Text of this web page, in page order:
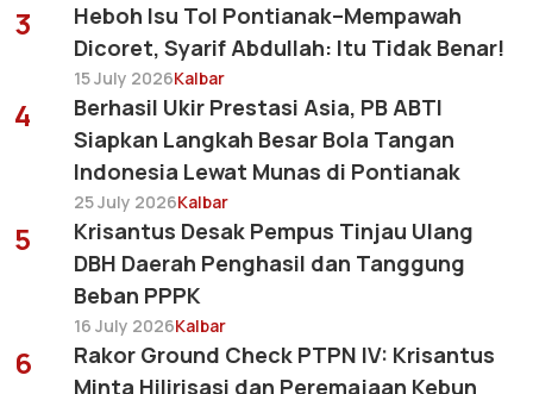
3
Heboh Isu Tol Pontianak–Mempawah
Dicoret, Syarif Abdullah: Itu Tidak Benar!
15 July 2026Kalbar
4
Berhasil Ukir Prestasi Asia, PB ABTI
Siapkan Langkah Besar Bola Tangan
Indonesia Lewat Munas di Pontianak
25 July 2026Kalbar
5
Krisantus Desak Pempus Tinjau Ulang
DBH Daerah Penghasil dan Tanggung
Beban PPPK
16 July 2026Kalbar
6
Rakor Ground Check PTPN IV: Krisantus
Minta Hilirisasi dan Peremajaan Kebun